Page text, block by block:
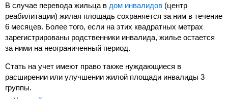
В случае перевода жильца в дом инвалидов (центр
реабилитации) жилая площадь сохраняется за ним в течение
6 месяцев. Более того, если на этих квадратных метрах
зарегистрированы родственники инвалида, жилье остается
за ними на неограниченный период.
Стать на учет имеют право также нуждающиеся в
расширении или улучшении жилой площади инвалиды 3
группы.